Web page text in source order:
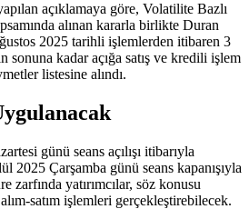
açıklamaya göre, Volatilite Bazlı
alınan kararla birlikte Duran
2025 tarihli işlemlerden itibaren 3
kadar açığa satış ve kredili işlem
listesine alındı.
günü seans açılışı itibarıyla
2025 Çarşamba günü seans kapanışıyla
zarfında yatırımcılar, söz konusu
satım işlemleri gerçekleştirebilecek.